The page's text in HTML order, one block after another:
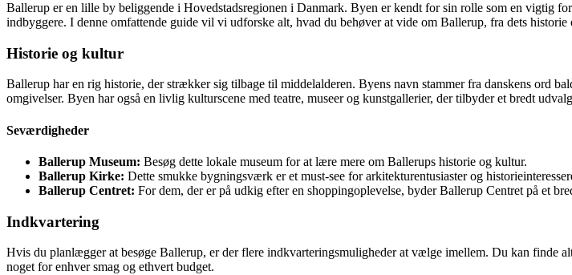
Ballerup er en lille by beliggende i Hovedstadsregionen i Danmark. Byen er kendt for sin rolle som en vigtig
indbyggere. I denne omfattende guide vil vi udforske alt, hvad du behøver at vide om Ballerup, fra dets
Historie og kultur
Ballerup har en rig historie, der strækker sig tilbage til middelalderen. Byens navn stammer fra danskens ord
omgivelser. Byen har også en livlig kulturscene med teatre, museer og kunstgallerier, der tilbyder et bredt
Seværdigheder
Ballerup Museum: Besøg dette lokale museum for at lære mere om Ballerups historie og kultur.
Ballerup Kirke: Dette smukke bygningsværk er et must-see for arkitekturentusiaster og
Ballerup Centret: For dem, der er på udkig efter en shoppingoplevelse, byder Ballerup Centret på et
Indkvartering
Hvis du planlægger at besøge Ballerup, er der flere indkvarteringsmuligheder at vælge imellem. Du kan finde
noget for enhver smag og ethvert budget.